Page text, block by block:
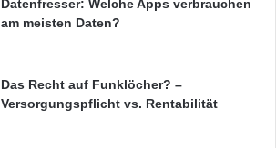
Datenfresser: Welche Apps verbrauchen
am meisten Daten?
Das Recht auf Funklöcher? –
Versorgungspflicht vs. Rentabilität